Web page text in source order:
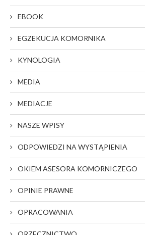
EBOOK
EGZEKUCJA KOMORNIKA
KYNOLOGIA
MEDIA
MEDIACJE
NASZE WPISY
ODPOWIEDZI NA WYSTĄPIENIA
OKIEM ASESORA KOMORNICZEGO
OPINIE PRAWNE
OPRACOWANIA